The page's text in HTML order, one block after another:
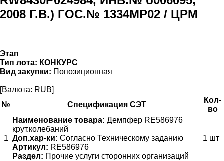
2008 Г.В.) ГОС.№ 1334МР02 / ЦРМ
Этап
Тип лота: КОНКУРС
Вид закупки: Попозиционная
[Валюта: RUB]
№
Спецификация СЭТ
Кол-
во
1
Наименование товара: Демпфер RE586976
крут.колебаний
Доп.хар-ки: Согласно Техническому заданию
Артикул: RE586976
Раздел: Прочие услуги сторонних организаций
1 шт